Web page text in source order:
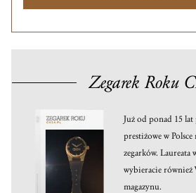
Zegarek Roku
Już od ponad 15
prestiżowe w
zegarków. Laureata
wybieracie również
magazynu.